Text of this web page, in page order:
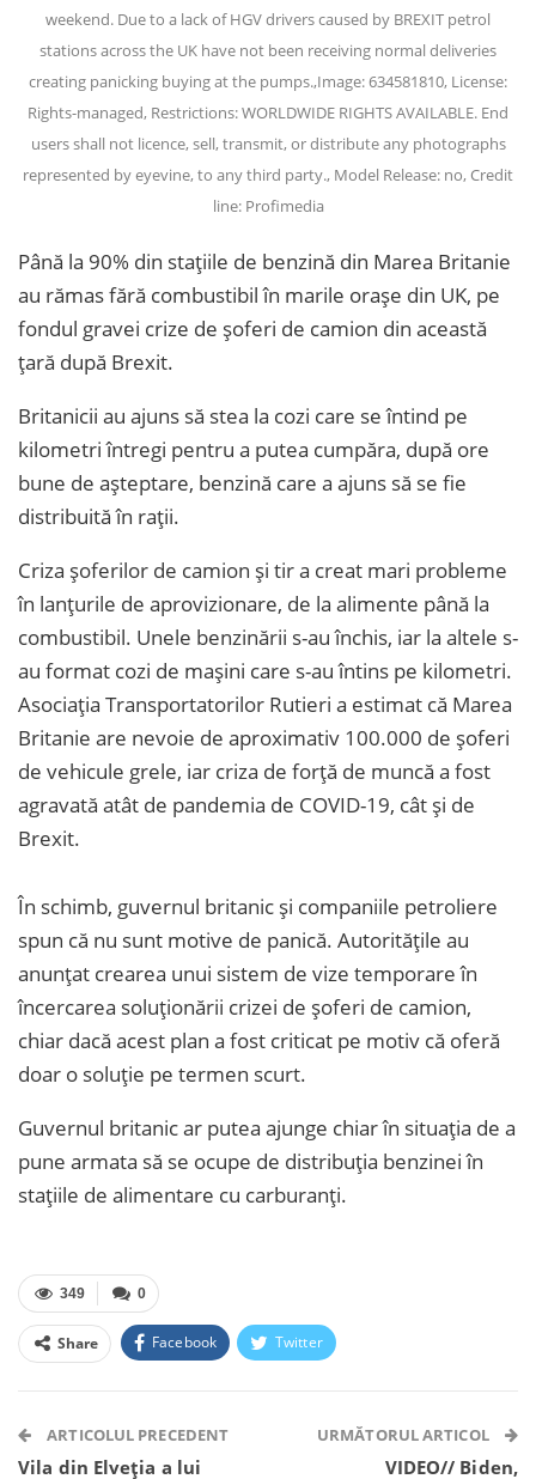
weekend. Due to a lack of HGV drivers caused by BREXIT petrol
stations across the UK have not been receiving normal deliveries
creating panicking buying at the pumps.,Image: 634581810, License:
Rights-managed, Restrictions: WORLDWIDE RIGHTS AVAILABLE. End
users shall not licence, sell, transmit, or distribute any photographs
represented by eyevine, to any third party., Model Release: no, Credit
line: Profimedia
Până la 90% din stațiile de benzină din Marea Britanie
au rămas fără combustibil în marile orașe din UK, pe
fondul gravei crize de şoferi de camion din această
ţară după Brexit.
Britanicii au ajuns să stea la cozi care se întind pe
kilometri întregi pentru a putea cumpăra, după ore
bune de aşteptare, benzină care a ajuns să se fie
distribuită în raţii.
Criza şoferilor de camion şi tir a creat mari probleme
în lanţurile de aprovizionare, de la alimente până la
combustibil. Unele benzinării s-au închis, iar la altele s-
au format cozi de maşini care s-au întins pe kilometri.
Asociația Transportatorilor Rutieri a estimat că Marea
Britanie are nevoie de aproximativ 100.000 de șoferi
de vehicule grele, iar criza de forță de muncă a fost
agravată atât de pandemia de COVID-19, cât și de
Brexit.
În schimb, guvernul britanic şi companiile petroliere
spun că nu sunt motive de panică. Autorităţile au
anunţat crearea unui sistem de vize temporare în
încercarea soluţionării crizei de șoferi de camion,
chiar dacă acest plan a fost criticat pe motiv că oferă
doar o soluţie pe termen scurt.
Guvernul britanic ar putea ajunge chiar în situaţia de a
pune armata să se ocupe de distribuţia benzinei în
staţiile de alimentare cu carburanţi.
0
349
Share Facebook Twitter
Telegram WhatsApp Viber
ARTICOLUL PRECEDENT
Vila din Elveția a lui
URMĂTORUL ARTICOL
VIDEO// Biden,